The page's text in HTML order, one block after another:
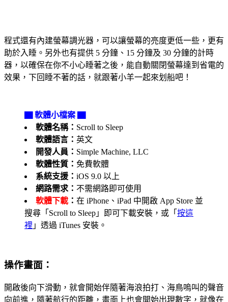
程式還有內建螢幕調光器，可以讓螢幕的亮度更低一些，更有
助於入睡。另外也有提供 5 分鐘、15 分鐘及 30 分鐘的計時
器，以確保在你不小心睡著之後，能自動關閉螢幕達到省電的
效果，下回睡不著的話，就跟著小羊一起來划船吧！
▇ 軟體小檔案 ▇
軟體名稱： Scroll to Sleep
軟體語言： 英文
開發人員： Simple Machine, LLC
軟體性質： 免費軟體
系統支援： iOS 9.0 以上
網路需求： 不需網路即可使用
軟體下載 ： 在 iPhone、iPad 中開啟 App Store 並
搜尋「Scroll to Sleep」即可下載安裝，或「 按這
裡 」透過 iTunes 安裝。
操作畫面：
開啟後向下滑動，就會開始伴隨著海浪拍打、海鳥嗚叫的聲音
向前進，隨著航行的距離，畫面上也會開始出現數字，就像在